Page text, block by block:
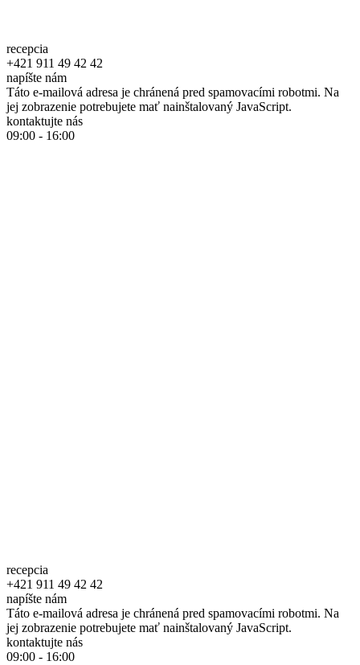
recepcia
+421 911 49 42 42
napíšte nám
Táto e-mailová adresa je chránená pred spamovacími robotmi. Na
jej zobrazenie potrebujete mať nainštalovaný JavaScript.
kontaktujte nás
09:00 - 16:00
recepcia
+421 911 49 42 42
napíšte nám
Táto e-mailová adresa je chránená pred spamovacími robotmi. Na
jej zobrazenie potrebujete mať nainštalovaný JavaScript.
kontaktujte nás
09:00 - 16:00